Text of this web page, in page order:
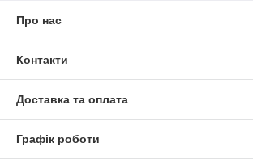
Про нас
Контакти
Доставка та оплата
Графік роботи